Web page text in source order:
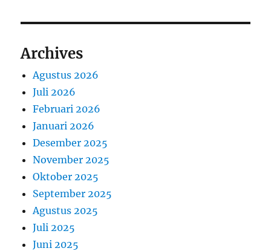
Archives
Agustus 2026
Juli 2026
Februari 2026
Januari 2026
Desember 2025
November 2025
Oktober 2025
September 2025
Agustus 2025
Juli 2025
Juni 2025